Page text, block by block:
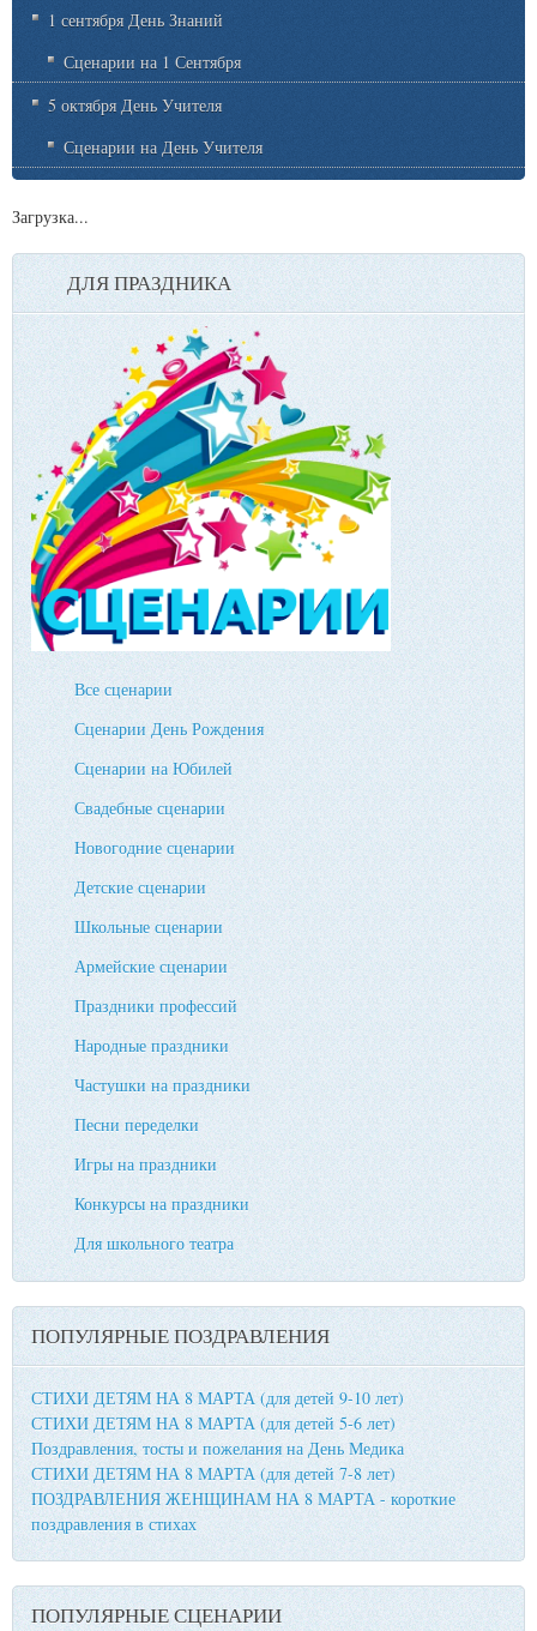
1 сентября День Знаний
Сценарии на 1 Сентября
5 октября День Учителя
Сценарии на День Учителя
Загрузка...
ДЛЯ ПРАЗДНИКА
Все сценарии
Сценарии День Рождения
Сценарии на Юбилей
Свадебные сценарии
Новогодние сценарии
Детские сценарии
Школьные сценарии
Армейские сценарии
Праздники профессий
Народные праздники
Частушки на праздники
Песни переделки
Игры на праздники
Конкурсы на праздники
Для школьного театра
ПОПУЛЯРНЫЕ ПОЗДРАВЛЕНИЯ
СТИХИ ДЕТЯМ НА 8 МАРТА (для детей 9-10 лет)
СТИХИ ДЕТЯМ НА 8 МАРТА (для детей 5-6 лет)
Поздравления, тосты и пожелания на День Медика
СТИХИ ДЕТЯМ НА 8 МАРТА (для детей 7-8 лет)
ПОЗДРАВЛЕНИЯ ЖЕНЩИНАМ НА 8 МАРТА - короткие
поздравления в стихах
ПОПУЛЯРНЫЕ СЦЕНАРИИ